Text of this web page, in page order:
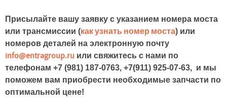
Присылайте вашу заявку с указанием номера моста
или трансмиссии (как узнать номер моста) или
номеров деталей на электронную почту
info@entragroup.ru или свяжитесь с нами по
телефонам +7 (981) 187-0763, +7(911) 925-07-63, и мы
поможем вам приобрести необходимые запчасти по
оптимальной цене!